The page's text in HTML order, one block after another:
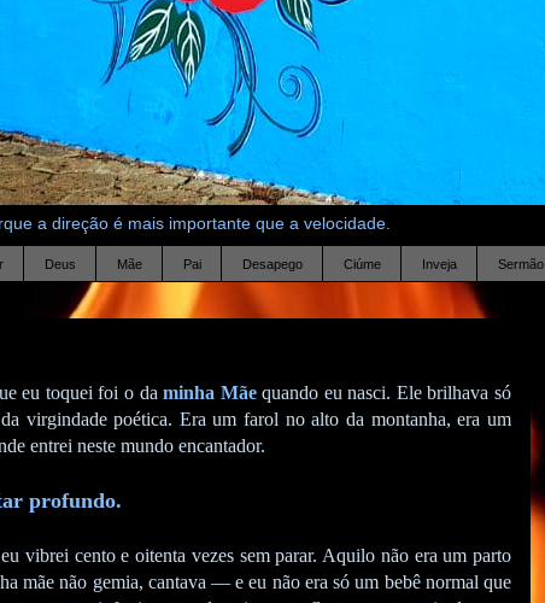
a direção é mais importante que a velocidade.
Deus Mãe Pai Desapego Ciúme Inveja Sermão
eu toquei foi o daminha Mãequando eu nasci. Ele brilhava só
virgindade poética. Era um farol no alto da montanha, era um
entrei neste mundo encantador.
profundo.
vibrei cento e oitenta vezes sem parar. Aquilo não era um parto
mãe não gemia, cantava — e eu não era só um bebê normal que